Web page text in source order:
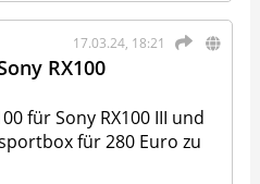
17.03.24, 18:21
RX100
für Sony RX100 III und
für 280 Euro zu